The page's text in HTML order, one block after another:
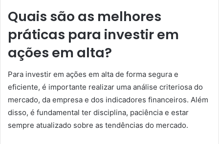
Quais são as melhores
práticas para investir em
ações em alta?
Para investir em ações em alta de forma segura e
eficiente, é importante realizar uma análise criteriosa do
mercado, da empresa e dos indicadores financeiros. Além
disso, é fundamental ter disciplina, paciência e estar
sempre atualizado sobre as tendências do mercado.